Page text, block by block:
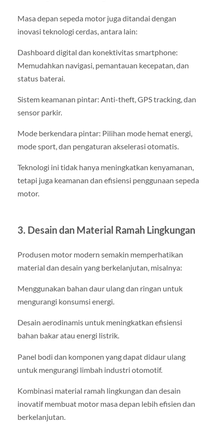
Masa depan sepeda motor juga ditandai dengan
inovasi teknologi cerdas, antara lain:
Dashboard digital dan konektivitas smartphone:
Memudahkan navigasi, pemantauan kecepatan, dan
status baterai.
Sistem keamanan pintar: Anti-theft, GPS tracking, dan
sensor parkir.
Mode berkendara pintar: Pilihan mode hemat energi,
mode sport, dan pengaturan akselerasi otomatis.
Teknologi ini tidak hanya meningkatkan kenyamanan,
tetapi juga keamanan dan efisiensi penggunaan sepeda
motor.
3. Desain dan Material Ramah Lingkungan
Produsen motor modern semakin memperhatikan
material dan desain yang berkelanjutan, misalnya:
Menggunakan bahan daur ulang dan ringan untuk
mengurangi konsumsi energi.
Desain aerodinamis untuk meningkatkan efisiensi
bahan bakar atau energi listrik.
Panel bodi dan komponen yang dapat didaur ulang
untuk mengurangi limbah industri otomotif.
Kombinasi material ramah lingkungan dan desain
inovatif membuat motor masa depan lebih efisien dan
berkelanjutan.